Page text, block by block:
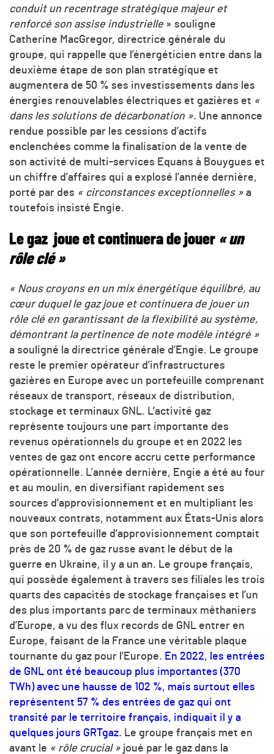
conduit un recentrage stratégique majeur et
renforcé son assise industrielle » souligne
Catherine MacGregor, directrice générale du
groupe, qui rappelle que l’énergéticien entre dans la
deuxième étape de son plan stratégique et
augmentera de 50 % ses investissements dans les
énergies renouvelables électriques et gazières et «
dans les solutions de décarbonation ». Une annonce
rendue possible par les cessions d’actifs
enclenchées comme la finalisation de la vente de
son activité de multi-services Equans à Bouygues et
un chiffre d’affaires qui a explosé l’année dernière,
porté par des « circonstances exceptionnelles » a
toutefois insisté Engie.
Le gaz joue et continuera de jouer « un
rôle clé »
« Nous croyons en un mix énergétique équilibré, au
cœur duquel le gaz joue et continuera de jouer un
rôle clé en garantissant de la flexibilité au système,
démontrant la pertinence de note modèle intégré »
a souligné la directrice générale d’Engie. Le groupe
reste le premier opérateur d’infrastructures
gazières en Europe avec un portefeuille comprenant
réseaux de transport, réseaux de distribution,
stockage et terminaux GNL. L’activité gaz
représente toujours une part importante des
revenus opérationnels du groupe et en 2022 les
ventes de gaz ont encore accru cette performance
opérationnelle. L’année dernière, Engie a été au four
et au moulin, en diversifiant rapidement ses
sources d’approvisionnement et en multipliant les
nouveaux contrats, notamment aux États-Unis alors
que son portefeuille d’approvisionnement comptait
près de 20 % de gaz russe avant le début de la
guerre en Ukraine, il y a un an. Le groupe français,
qui possède également à travers ses filiales les trois
quarts des capacités de stockage françaises et l’un
des plus importants parc de terminaux méthaniers
d’Europe, a vu des flux records de GNL entrer en
Europe, faisant de la France une véritable plaque
tournante du gaz pour l’Europe. En 2022, les entrées
de GNL ont été beaucoup plus importantes (370
TWh) avec une hausse de 102 %, mais surtout elles
représentent 57 % des entrées de gaz qui ont
transité par le territoire français, indiquait il y a
quelques jours GRTgaz. Le groupe français met en
avant le « rôle crucial » joué par le gaz dans la